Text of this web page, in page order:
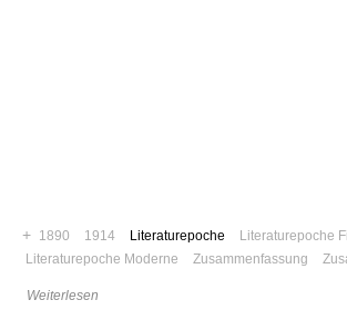
Suchen
Umfragen
+ 1890 1914 Literaturepoche
Literaturepoche
Literaturepoche Moderne
Zusammenfassung
Weiterlesen